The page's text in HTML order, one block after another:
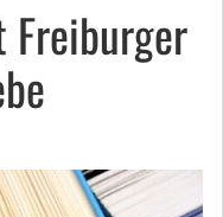
Freiburger